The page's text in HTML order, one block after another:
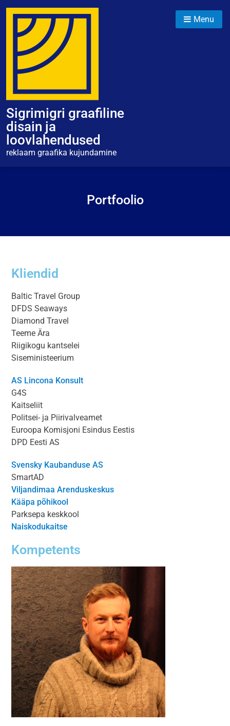
Sigrimigri graafiline
disain ja
loovlahendused
reklaam graafika kujundamine
Menu
Portfoolio
Kliendid
Baltic Travel Group
DFDS Seaways
Diamond Travel
Teeme Ära
Riigikogu kantselei
Siseministeerium
AS Lincona Konsult
G4S
Kaitseliit
Politsei- ja Piirivalveamet
Euroopa Komisjoni Esindus Eestis
DPD Eesti AS
Svensky Kaubanduse AS
SmartAD
Viljandimaa Arenduskeskus
Kääpa põhikool
Parksepa keskkool
Naiskodukaitse
Kompetents